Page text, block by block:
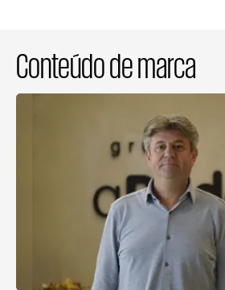
Conteúdo de marca